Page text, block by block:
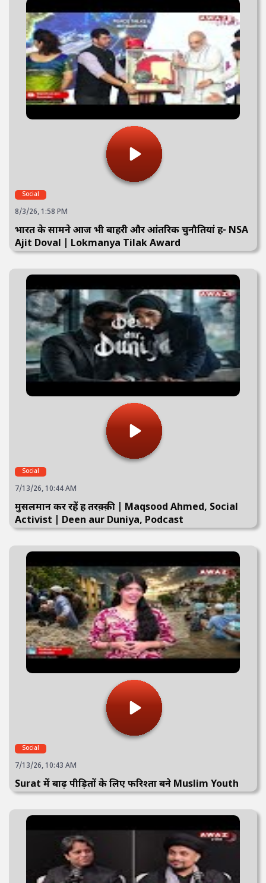
Social
8/3/26, 1:58 PM
भारत के सामने आज भी बाहरी और आंतरिक चुनौतियां हैं- NSA
Ajit Doval | Lokmanya Tilak Award
Social
7/13/26, 10:44 AM
मुसलमान कर रहें हैं तरक़्क़ी | Maqsood Ahmed, Social
Activist | Deen aur Duniya, Podcast
Social
7/13/26, 10:43 AM
Surat में बाढ़ पीड़ितों के लिए फरिश्ता बने Muslim Youth